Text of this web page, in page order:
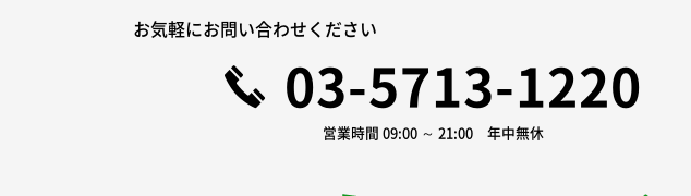
お気軽にお問い合わせください
03-5713-1220
営業時間 09:00 ～ 21:00 年中無休